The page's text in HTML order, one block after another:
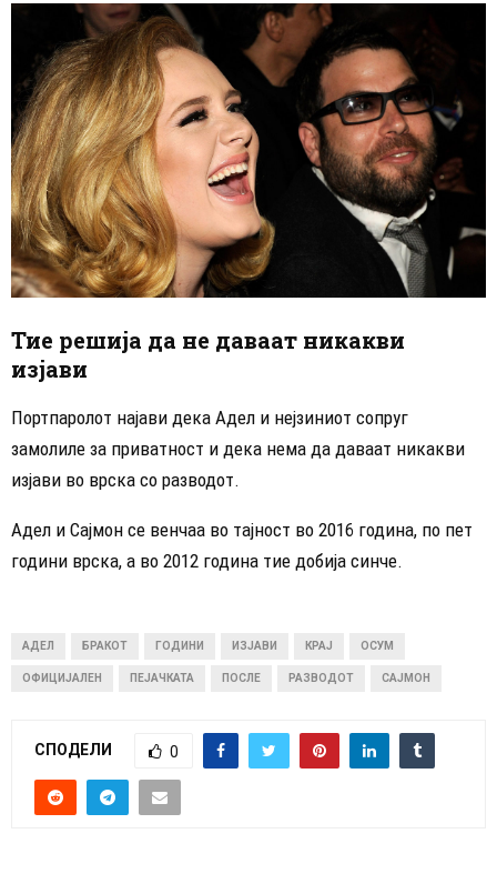
Тие решија да не даваат никакви
изјави
Портпаролот најави дека Адел и нејзиниот сопруг
замолиле за приватност и дека нема да даваат никакви
изјави во врска со разводот.
Адел и Сајмон се венчаа во тајност во 2016 година, по пет
години врска, а во 2012 година тие добија синче.
АДЕЛ БРАКОТ ГОДИНИ ИЗЈАВИ КРАЈ ОСУМ
ОФИЦИЈАЛЕН ПЕЈАЧКАТА ПОСЛЕ РАЗВОДОТ САЈМОН
СПОДЕЛИ 0